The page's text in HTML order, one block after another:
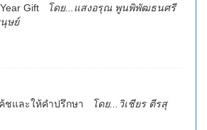
Gift
โดย...แสงอรุณ พูนพิพัฒธนศรี
ษย์
ชและให้คำปรึกษา
โดย...วิเชียร ตีรสุ